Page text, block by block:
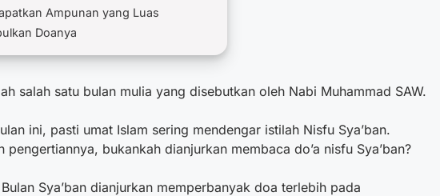
Ampunan yang Luas
Doanya
salah satu bulan mulia yang disebutkan oleh Nabi Muhammad SAW.
ini, pasti umat Islam sering mendengar istilah Nisfu Sya’ban.
pengertiannya, bukankah dianjurkan membaca do’a nisfu Sya’ban?
Sya’ban dianjurkan memperbanyak doa terlebih pada